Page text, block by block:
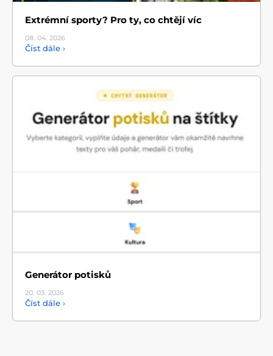
Extrémní sporty? Pro ty, co chtějí víc
08. 04. 2026
Číst dále ›
Generátor potisků
20. 03. 2026
Číst dále ›